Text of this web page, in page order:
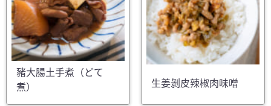
豬大腸土手煮（どて
煮）
生姜剝皮辣椒肉味噌